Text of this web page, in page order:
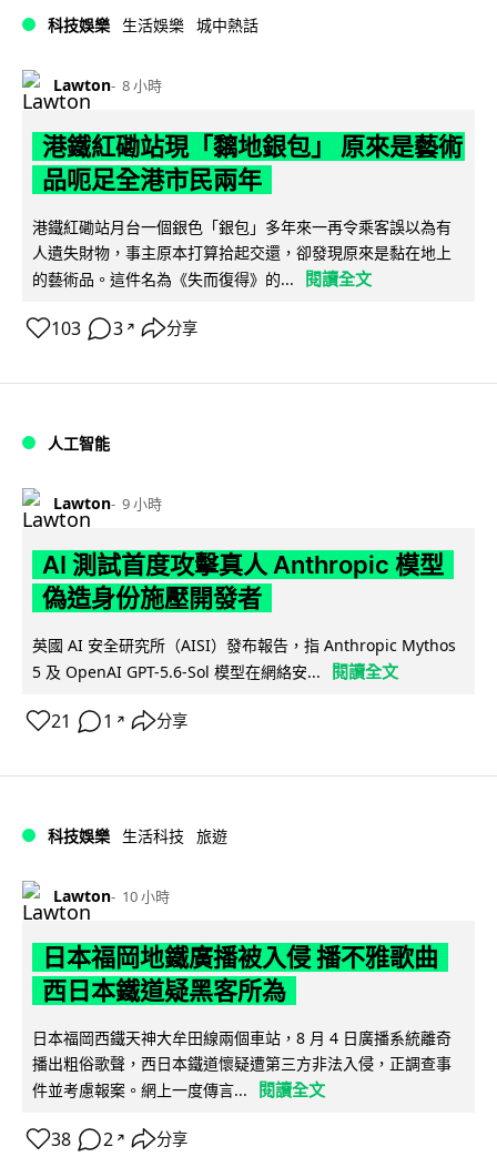
科技娛樂 生活娛樂 城中熱話
Lawton 8 小時
港鐵紅磡站現「黐地銀包」 原來是藝術
品呃足全港市民兩年
港鐵紅磡站月台一個銀色「銀包」多年來一再令乘客誤以為有
人遺失財物，事主原本打算拾起交還，卻發現原來是黏在地上
的藝術品。這件名為《失而復得》的...
閱讀全文
103 3 ↗ 分享
人工智能
Lawton 9 小時
AI 測試首度攻擊真人 Anthropic 模型
偽造身份施壓開發者
英國 AI 安全研究所（AISI）發布報告，指 Anthropic Mythos
5 及 OpenAI GPT-5.6-Sol 模型在網絡安...
閱讀全文
21 1 ↗ 分享
科技娛樂 生活科技 旅遊
Lawton 10 小時
日本福岡地鐵廣播被入侵 播不雅歌曲
西日本鐵道疑黑客所為
日本福岡西鐵天神大牟田線兩個車站，8 月 4 日廣播系統離奇
播出粗俗歌聲，西日本鐵道懷疑遭第三方非法入侵，正調查事
件並考慮報案。網上一度傳言...
閱讀全文
38 2 ↗ 分享